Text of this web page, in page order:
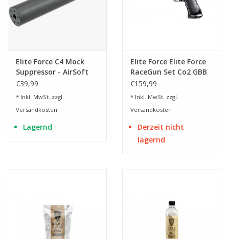
Elite Force C4 Mock
Suppressor - AirSoft
Schalldämpfer-
€39,99
* Inkl. MwSt. zzgl.
Versandkosten
Lagernd
Elite Force Elite Force
RaceGun Set Co2 GBB
2,0 Joule - BK
€159,99
* Inkl. MwSt. zzgl.
Versandkosten
Derzeit nicht
lagernd